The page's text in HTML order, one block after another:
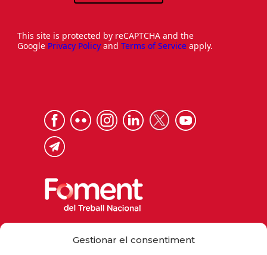
Gestionar el consentiment
This site is protected by reCAPTCHA and the
Google Privacy Policy and Terms of Service apply.